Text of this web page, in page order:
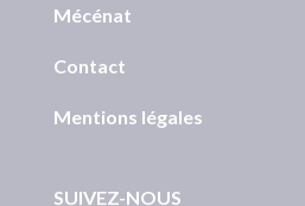
Mécénat
Contact
Mentions légales
SUIVEZ-NOUS